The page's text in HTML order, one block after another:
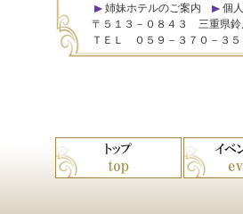
姉妹ホテルのご案内
個
〒５１３－０８４３ 三重県鈴
ＴＥＬ ０５９－３７０－３